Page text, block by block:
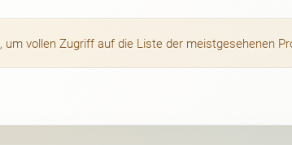
, um vollen Zugriff auf die Liste der meistgesehenen